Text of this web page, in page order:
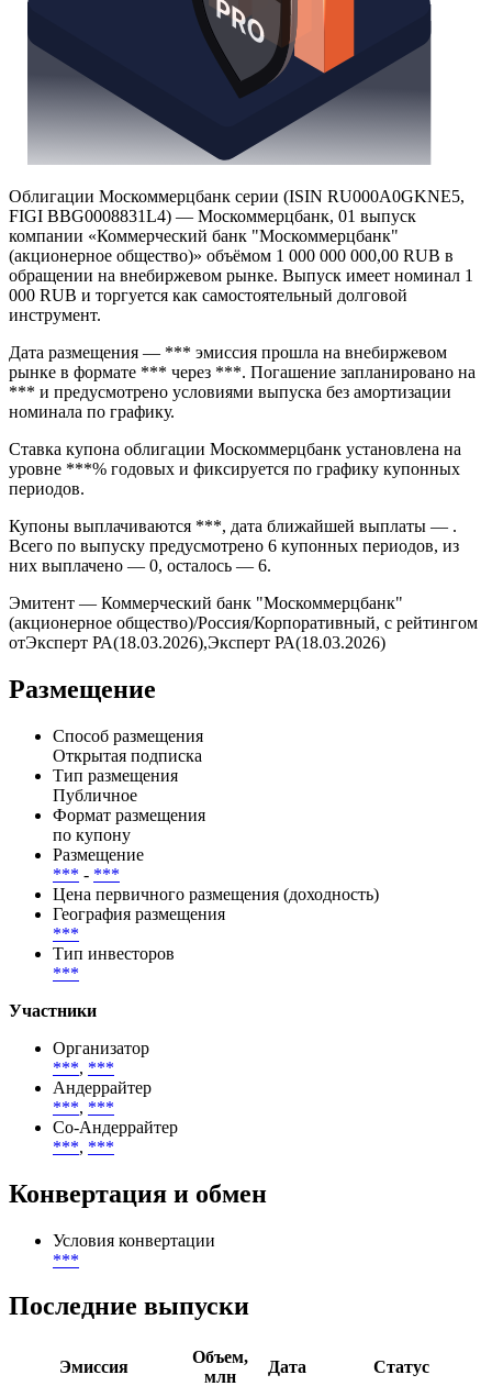
Облигации Москоммерцбанк серии (ISIN RU000A0GKNE5,
FIGI BBG0008831L4) — Москоммерцбанк, 01 выпуск
компании «Коммерческий банк "Москоммерцбанк"
(акционерное общество)» объёмом 1 000 000 000,00 RUB в
обращении на внебиржевом рынке. Выпуск имеет номинал 1
000 RUB и торгуется как самостоятельный долговой
инструмент.
Дата размещения — *** эмиссия прошла на внебиржевом
рынке в формате *** через ***. Погашение запланировано на
*** и предусмотрено условиями выпуска без амортизации
номинала по графику.
Ставка купона облигации Москоммерцбанк установлена на
уровне ***% годовых и фиксируется по графику купонных
периодов.
Купоны выплачиваются ***, дата ближайшей выплаты — .
Всего по выпуску предусмотрено 6 купонных периодов, из
них выплачено — 0, осталось — 6.
Эмитент — Коммерческий банк "Москоммерцбанк"
(акционерное общество)/Россия/Корпоративный, с рейтингом
Размещение
Способ размещения
Открытая подписка
Тип размещения
Публичное
Формат размещения
по купону
Размещение
***-***
Цена первичного размещения (доходность)
***
***
Участники
Организатор
*** ***
Со-Андеррайтер
Конвертация и обмен
Условия конвертации